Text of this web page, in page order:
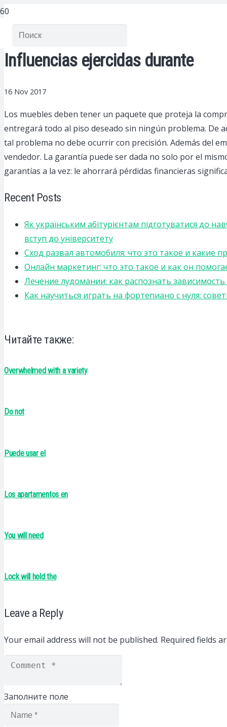
Influencias ejercidas durante
16 Nov 2017
Los muebles deben tener un paquete que proteja la
entregará todo al piso deseado sin ningún problema. De
tal problema no debe ocurrir con precisión. Además del
vendedor. La garantía puede ser dada no solo por el
garantías a la vez: le ahorrará pérdidas financieras
Recent Posts
Як українським абітурієнтам підготуватися до
вступ до університету
Сход развал автомобиля: что это такое и какие
Онлайн маркетинг: что это такое и как он
Лечение лудомании: как распознать
Как научиться играть на фортепиано с нуля:
Читайте также:
Overwhelmed with a variety
Do not
Puede usar el
Los apartamentos en
You will need
Lock will hold the
Leave a Reply
Your email address will not be published. Required fields
Заполните поле